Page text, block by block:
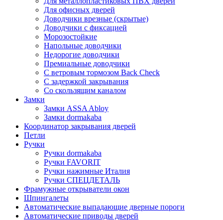
Для офисных дверей
Доводчики врезные (скрытые)
Доводчики с фиксацией
Морозостойкие
Напольные доводчики
Недорогие доводчики
Премиальные доводчики
С ветровым тормозом Back Check
С задержкой закрывания
Со скользящим каналом
Замки
Замки ASSA Abloy
Замки dormakaba
Координатор закрывания дверей
Петли
Ручки
Ручки dormakaba
Ручки FAVORIT
Ручки нажимные Италия
Ручки СПЕЦДЕТАЛЬ
Фрамужные открыватели окон
Шпингалеты
Автоматические выпадающие дверные пороги
Автоматические приводы дверей